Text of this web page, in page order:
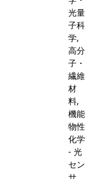
光量
子科
学,
高分
子・
繊維
材
料,
機能
物性
化学
- 光
セン